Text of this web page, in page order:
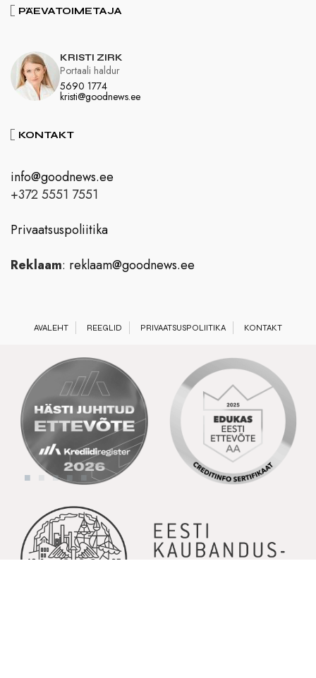
PÄEVATOIMETAJA
KRISTI ZIRK
5690 1774
kristi@goodnews.ee
Portaali haldur
KONTAKT
info@goodnews.ee
+372 5551 7551
Privaatsuspoliitika
Reklaam: reklaam@goodnews.ee
AVALEHT REEGLID PRIVAATSUSPOLIITIKA KONTAKT